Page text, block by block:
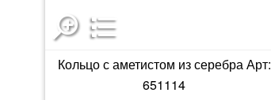
Кольцо с аметистом из серебра Арт:
651114